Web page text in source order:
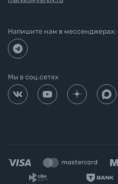
Напишите нам в мессенджерах:
Мы в соц.сетях